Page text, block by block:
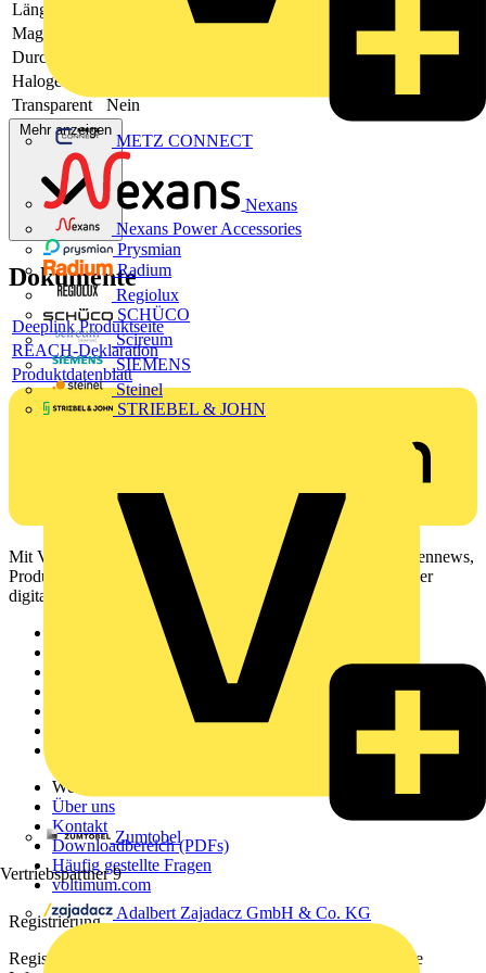
METZ CONNECT
Nexans
Nexans Power Accessories
Prysmian
Radium
Regiolux
SCHÜCO
Scireum
SIEMENS
Steinel
STRIEBEL & JOHN
Zumtobel
Vertriebspartner 9
Adalbert Zajadacz GmbH & Co. KG
Länge
Magnetisch
Durchmesser
Halogenfrei
Transparent
Nein
Mehr anzeigen
Dokumente
Deeplink Produktseite
REACH-Deklaration
Produktdatenblatt
Mit Voltimum erhalten Elektrofachkräfte Zugang zu Branchennews,
Produktinformationen, Schulungen und Tools – alles auf einer
digitalen Plattform und Community.
Weitere Links
Über uns
Kontakt
Downloadbereich (PDFs)
Häufig gestellte Fragen
voltimum.com
Registrierung
Registrieren Sie sich kostenlos und erhalten Sie stets aktuelle